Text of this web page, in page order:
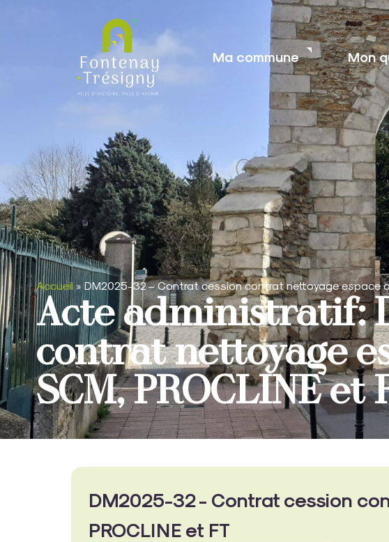
Ma commune Mon
Accueil»DM2025-32 – Contrat cession contrat nettoyage espace
Acte administratif:
contrat nettoyage
SCM, PROCLINE et
DM2025-32 - Contrat cession
PROCLINE et FT